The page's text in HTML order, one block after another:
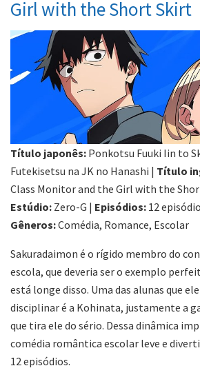
Girl with the Short Skirt
Título japonês: Ponkotsu Fuuki Iin to
Futekisetsu na JK no Hanashi | Título
Class Monitor and the Girl with the
Estúdio: Zero-G | Episódios: 12
Gêneros:Comédia, Romance, Escolar
Sakuradaimon é o rígido membro do
escola, que deveria ser o exemplo
está longe disso. Uma das alunas que
disciplinar é a Kohinata, justamente a
que tira ele do sério. Dessa dinâmica
comédia romântica escolar leve e
12 episódios.